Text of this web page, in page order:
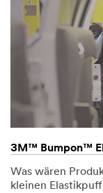
3M™ Bumpon™
Was wären
kleinen